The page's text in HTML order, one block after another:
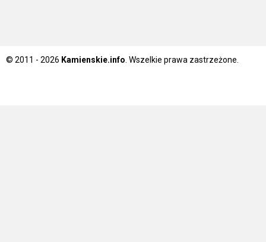
© 2011 - 2026 Kamienskie.info . Wszelkie prawa zastrzeżone.